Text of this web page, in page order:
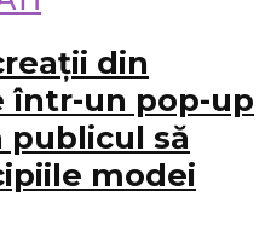
din
într-un pop-up
publicul să
modei